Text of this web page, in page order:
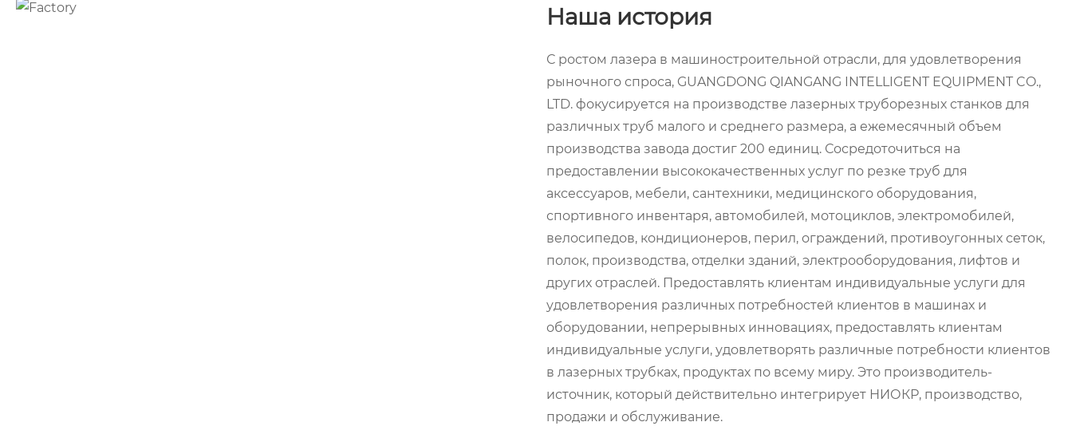
Наша история
С ростом лазера в машиностроительной отрасли, для удовлетворения
рыночного спроса, GUANGDONG QIANGANG INTELLIGENT EQUIPMENT CO.,
LTD. фокусируется на производстве лазерных труборезных станков для
различных труб малого и среднего размера, а ежемесячный объем
производства завода достиг 200 единиц. Сосредоточиться на
предоставлении высококачественных услуг по резке труб для
аксессуаров, мебели, сантехники, медицинского оборудования,
спортивного инвентаря, автомобилей, мотоциклов, электромобилей,
велосипедов, кондиционеров, перил, ограждений, противоугонных сеток,
полок, производства, отделки зданий, электрооборудования, лифтов и
других отраслей. Предоставлять клиентам индивидуальные услуги для
удовлетворения различных потребностей клиентов в машинах и
оборудовании, непрерывных инновациях, предоставлять клиентам
индивидуальные услуги, удовлетворять различные потребности клиентов
в лазерных трубках, продуктах по всему миру. Это производитель-
источник, который действительно интегрирует НИОКР, производство,
продажи и обслуживание.